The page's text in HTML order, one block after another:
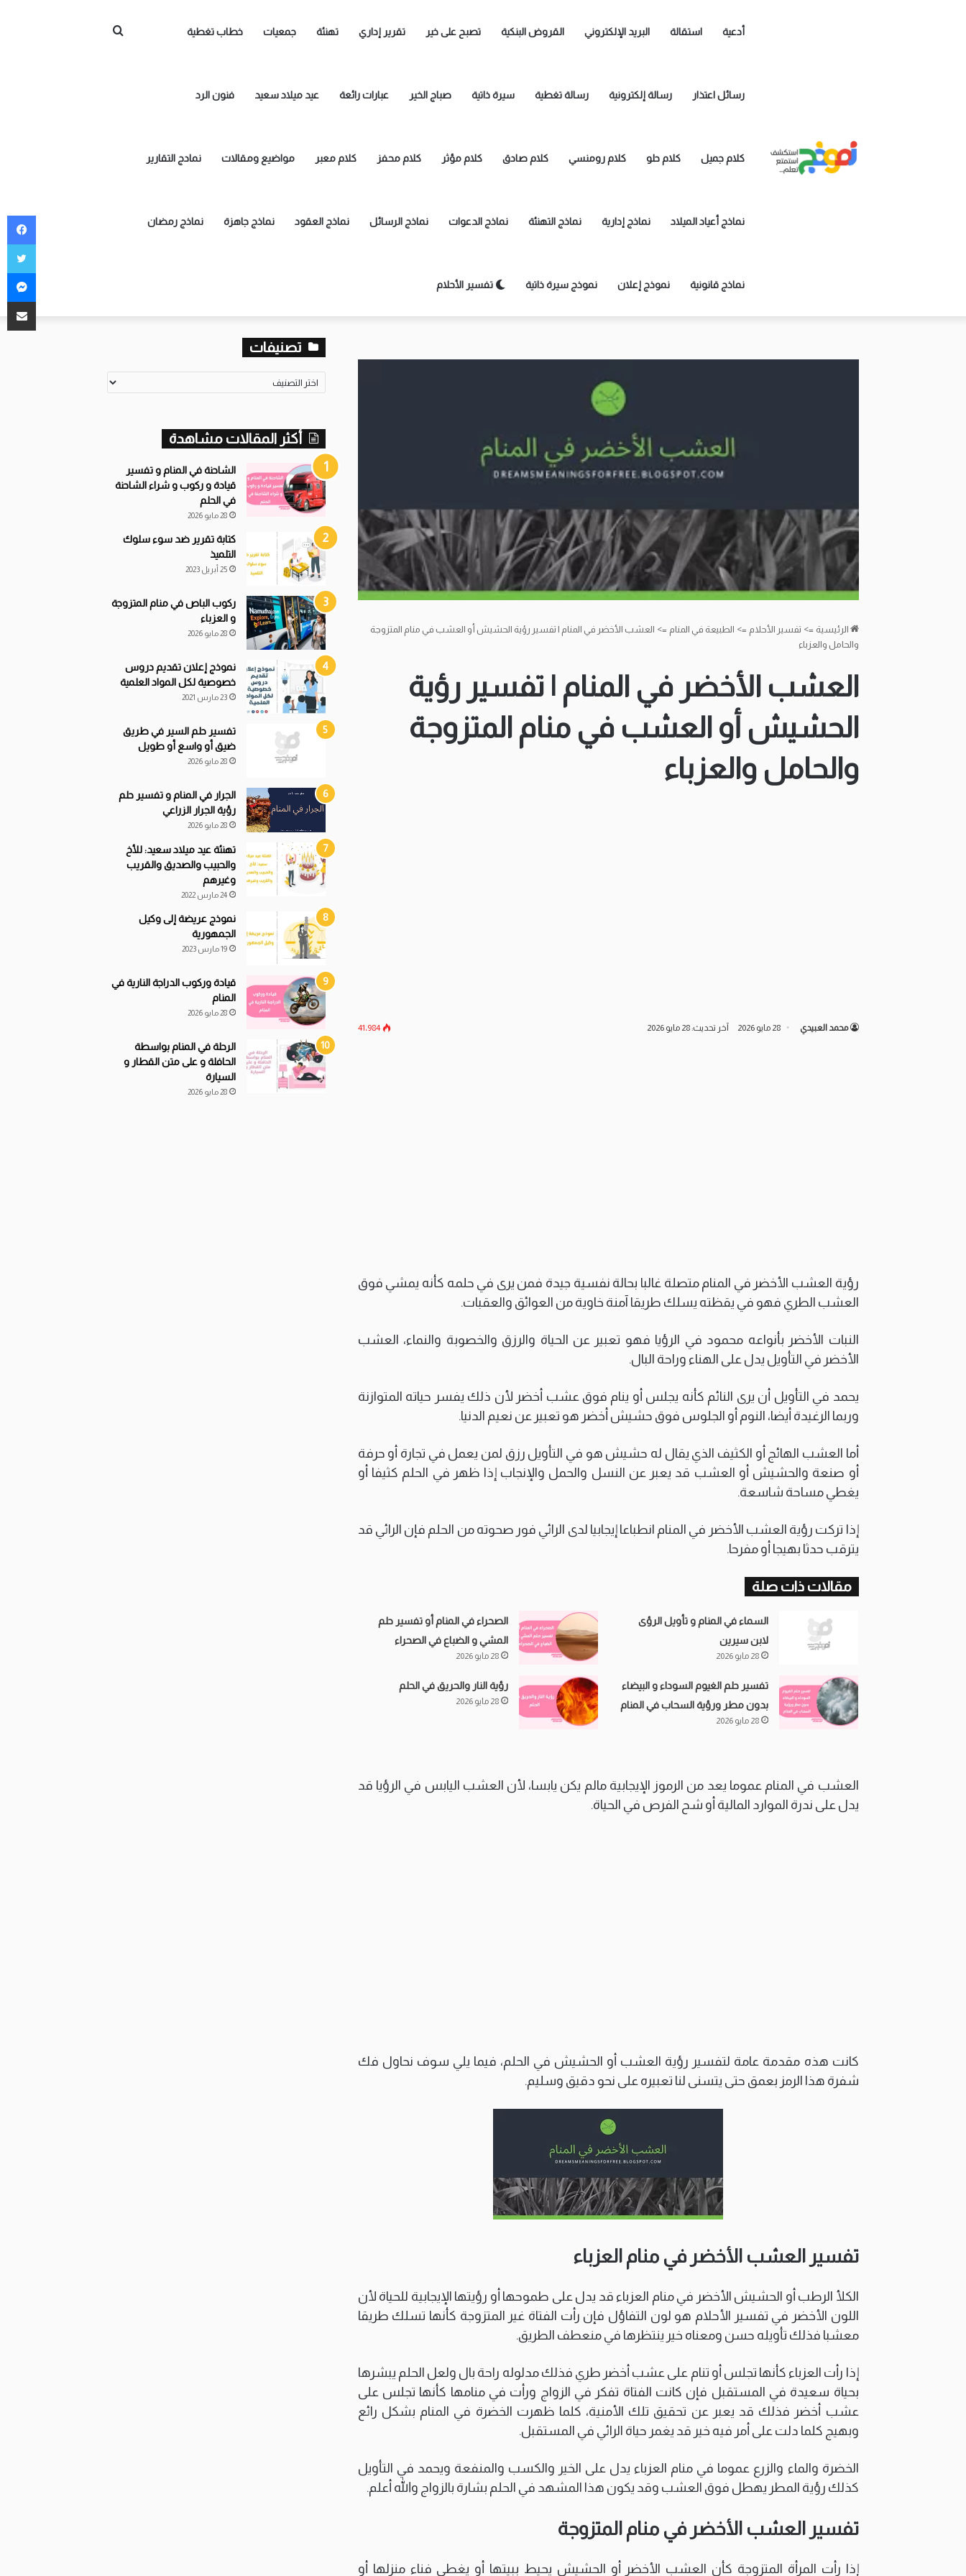
أدعية استقالة البريد الإلكتروني القروض البنكية تصبح على خير تقرير إداري تهنئة جمعيات خطاب تغطية
رسائل اعتذار رسالة إلكترونية رسالة تغطية سيرة ذاتية صباج الخير عبارات رائعة عيد ميلاد سعيد فنون الرد
كلام جميل كلام حلو كلام رومنسي كلام صادق كلام مؤثر كلام محفز كلام معبر مواضيع ومقالات نمادج التقارير
نماذج أعياد الميلاد نماذج إدارية نماذج التهنئة نماذج الدعوات نماذج الرسائل نماذج العقود نماذج جاهزة نماذج رمضان
نماذج قانونية نموذج إعلان نموذج سيرة ذاتية تفسير الأحلام
بحث
الرئيسية => تفسير الأحلام => الطبيعة في المنام => العشب الأخضر في المنام | تفسير رؤية الحشيش أو العشب في منام المتزوجة
والحامل والعزباء
العشب الأخضر في المنام | تفسير رؤية
الحشيش أو العشب في منام المتزوجة
والحامل والعزباء
محمد العبيدي 28 مايو 2026 آخر تحديث: 28 مايو 2026 41٬984
رؤية العشب الأخضر في المنام متصلة غالبا بحالة نفسية جيدة فمن يرى في حلمه كأنه يمشي فوق
العشب الطري فهو في يقظته يسلك طريقا آمنة خاوية من العوائق والعقبات.
النبات الأخضر بأنواعه محمود في الرؤيا فهو تعبير عن الحياة والرزق والخصوبة والنماء، العشب
الأخضر في التأويل يدل على الهناء وراحة البال.
يحمد في التأويل أن يرى النائم كأنه يجلس أو ينام فوق عشب أخضر لأن ذلك يفسر حياته المتوازنة
وربما الرغيدة أيضا، النوم أو الجلوس فوق حشيش أخضر هو تعبير عن نعيم الدنيا.
أما العشب الهائج أو الكثيف الذي يقال له حشيش هو في التأويل رزق لمن يعمل في تجارة أو حرفة
أو صنعة والحشيش أو العشب قد يعبر عن النسل والحمل والإنجاب إذا ظهر في الحلم كثيفا أو
يغطي مساحة شاسعة.
إذا تركت رؤية العشب الأخضر في المنام انطباعا إيجابيا لدى الرائي فور صحوته من الحلم فإن الرائي قد
يترقب حدثا بهيجا أو مفرحا.
مقالات ذات صلة
السماء في المنام و تأويل الرؤى
لابن سيرين
28 مايو 2026
الصحراء في المنام أو تفسير حلم
المشي و الضباع في الصحراء
28 مايو 2026
تفسير حلم الغيوم السوداء و البيضاء
بدون مطر ورؤية السحاب في المنام
28 مايو 2026
رؤية النار والحريق في الحلم
28 مايو 2026
العشب في المنام عموما يعد من الرموز الإيجابية مالم يكن يابسا، لأن العشب اليابس في الرؤيا قد
يدل على ندرة الموارد المالية أو شح الفرص في الحياة.
كانت هذه مقدمة عامة لتفسير رؤية العشب أو الحشيش في الحلم، فيما يلي سوف نحاول فك
شفرة هذا الرمز بعمق حتى يتسنى لنا تعبيره على نحو دقيق وسليم.
تفسير العشب الأخضر في منام العزباء
الكلأ الرطب أو الحشيش الأخضر في منام العزباء قد يدل على طموحها أو رؤيتها الإيجابية للحياة لأن
اللون الأخضر في تفسير الأحلام هو لون التفاؤل فإن رأت الفتاة غير المتزوجة كأنها تسلك طريقا
معشبا فذلك تأويله حسن ومعناه خير ينتظرها في منعطف الطريق.
إذا رأت العزباء كأنها تجلس أو تنام على عشب أخضر طري فذلك مدلوله راحة بال ولعل الحلم يبشرها
بحياة سعيدة في المستقبل فإن كانت الفتاة تفكر في الزواج ورأت في منامها كأنها تجلس على
عشب أخضر فذلك قد يعبر عن تحقيق تلك الأمنية، كلما ظهرت الخضرة في المنام بشكل رائع
وبهيج كلما دلت على أمر فيه خير قد يغمر حياة الرائي في المستقبل.
الخضرة والماء والزرع عموما في منام العزباء يدل على الخير والكسب والمنفعة ويحمد في التأويل
كذلك رؤية المطر يهطل فوق العشب وقد يكون هذا المشهد في الحلم بشارة بالزواج والله أعلم.
تفسير العشب الأخضر في منام المتزوجة
إذا رأت المرأة المتزوجة كأن العشب الأخضر أو الحشيش يحيط ببيتها أو يغطي فناء منزلها أو
تصنيفات
ص
ا
أكثر المقالات مشاهدة
الشاحنة في المنام و تفسير
قيادة و ركوب و شراء الشاحنة
في الحلم
28 مايو 2026
كتابة تقرير ضد سوء سلوك
التلميذ
25 أبريل 2023
ركوب الباص في منام المتزوجة
و العزباء
28 مايو 2026
نموذج إعلان تقديم دروس
خصوصية لكل المواد العلمية
23 مارس 2021
تفسير حلم السير في طريق
ضيق أو واسع أو طويل
28 مايو 2026
الجرار في المنام و تفسير حلم
رؤية الجرار الزراعي
28 مايو 2026
تهنئة عيد ميلاد سعيد: للأخ
والحبيب والصديق والقريب
وغيرهم
24 مارس 2022
نموذج عريضة إلى وكيل
الجمهورية
19 مارس 2023
قيادةوركوب الدراجة النارية في
المنام
28 مايو 2026
الرحلة في المنام بواسطة
الحافلة و على متن القطار و
السيارة
28 مايو 2026